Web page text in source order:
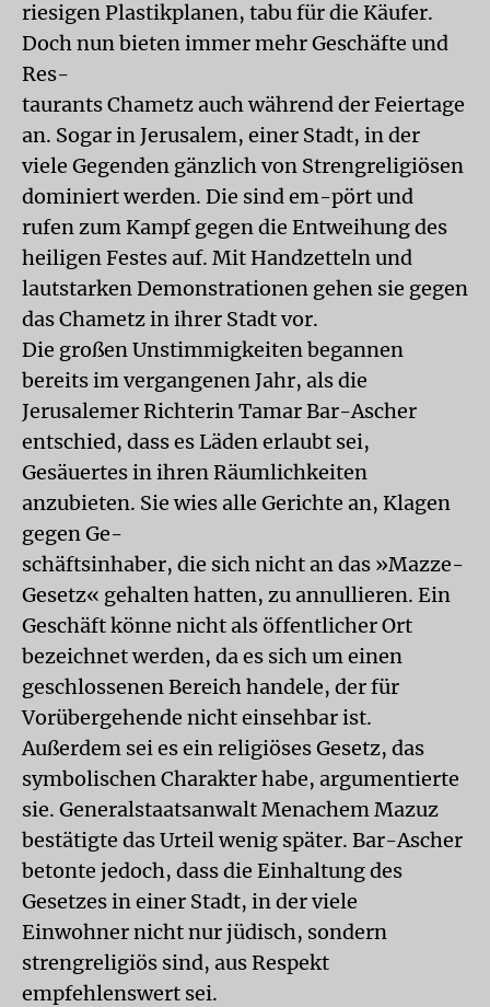
riesigen Plastikplanen, tabu für die Käufer.
Doch nun bieten immer mehr Geschäfte und
Res-
taurants Chametz auch während der Feiertage
an. Sogar in Jerusalem, einer Stadt, in der
viele Gegenden gänzlich von Strengreligiösen
dominiert werden. Die sind em-pört und
rufen zum Kampf gegen die Entweihung des
heiligen Festes auf. Mit Handzetteln und
lautstarken Demonstrationen gehen sie gegen
das Chametz in ihrer Stadt vor.
Die großen Unstimmigkeiten begannen
bereits im vergangenen Jahr, als die
Jerusalemer Richterin Tamar Bar-Ascher
entschied, dass es Läden erlaubt sei,
Gesäuertes in ihren Räumlichkeiten
anzubieten. Sie wies alle Gerichte an, Klagen
gegen Ge-
schäftsinhaber, die sich nicht an das »Mazze-
Gesetz« gehalten hatten, zu annullieren. Ein
Geschäft könne nicht als öffentlicher Ort
bezeichnet werden, da es sich um einen
geschlossenen Bereich handele, der für
Vorübergehende nicht einsehbar ist.
Außerdem sei es ein religiöses Gesetz, das
symbolischen Charakter habe, argumentierte
sie. Generalstaatsanwalt Menachem Mazuz
bestätigte das Urteil wenig später. Bar-Ascher
betonte jedoch, dass die Einhaltung des
Gesetzes in einer Stadt, in der viele
Einwohner nicht nur jüdisch, sondern
strengreligiös sind, aus Respekt
empfehlenswert sei.